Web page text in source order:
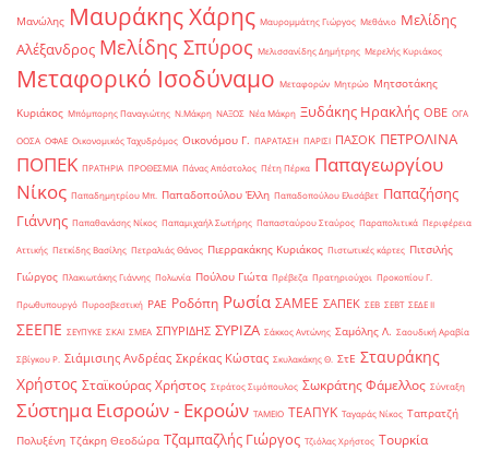
Μανώλης Μαυράκης Χάρης Μαυρομμάτης Γιώργος Μεθάνιο Μελίδης
Αλέξανδρος Μελίδης Σπύρος Μελισσανίδης Δημήτρης Μερελής Κυριάκος
Μεταφορικό Ισοδύναμο Μεταφορών Μητρώο Μητσοτάκης
Κυριάκος Μπόμπορης Παναγιώτης Ν.Μάκρη ΝΑΞΟΣ Νέα Μάκρη Ξυδάκης Ηρακλής ΟΒΕ ΟΓΑ
ΟΟΣΑ ΟΦΑΕ Οικονομικός Ταχυδρόμος Οικονόμου Γ. ΠΑΡΑΤΑΣΗ ΠΑΡΙΣΙ ΠΑΣΟΚ ΠΕΤΡΟΛΙΝΑ
ΠΟΠΕΚ ΠΡΑΤΗΡΙΑ ΠΡΟΘΕΣΜΙΑ Πάνας Απόστολος Πέτη Πέρκα Παπαγεωργίου
Νίκος Παπαδημητρίου Μπ. Παπαδοπούλου Έλλη Παπαδοπούλου Ελισάβετ Παπαζήσης
Γιάννης Παπαθανάσης Νίκος Παπαμιχαήλ Σωτήρης Παπασταύρου Σταύρος Παραπολιτικά Περιφέρεια
Αττικής Πετκίδης Βασίλης Πετραλιάς Θάνος Πιερρακάκης Κυριάκος Πιστωτικές κάρτες Πιτσιλής
Γιώργος Πλακιωτάκης Γιάννης Πολωνία Πούλου Γιώτα Πρέβεζα Πρατηριούχοι Προκοπίου Γ.
Πρωθυπουργό Πυροσβεστική ΡΑΕ Ροδόπη Ρωσία ΣΑΜΕΕ ΣΑΠΕΚ ΣΕΒ ΣΕΒΤ ΣΕΔΕ ΙΙ
ΣΕΕΠΕ ΣΕΥΠΥΚΕ ΣΚΑΙ ΣΜΕΑ ΣΠΥΡΙΔΗΣ ΣΥΡΙΖΑ Σάκκος Αντώνης Σαμόλης Λ. Σαουδική Αραβία
Σβίγκου Ρ. Σιάμισιης Ανδρέας Σκρέκας Κώστας Σκυλακάκης Θ. ΣτΕ Σταυράκης
Χρήστος Σταϊκούρας Χρήστος Στράτος Σιμόπουλος Σωκράτης Φάμελλος Σύνταξη
Σύστημα Εισροών - Εκροών ΤΑΜΕΙΟ ΤΕΑΠΥΚ Ταγαράς Νίκος Ταπρατζή
Πολυξένη Τζάκρη Θεοδώρα Τζαμπαζλής Γιώργος Τζιόλας Χρήστος Τουρκία